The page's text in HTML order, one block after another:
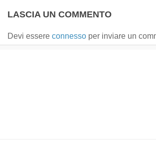
LASCIA UN COMMENTO
Devi essere connesso per inviare un